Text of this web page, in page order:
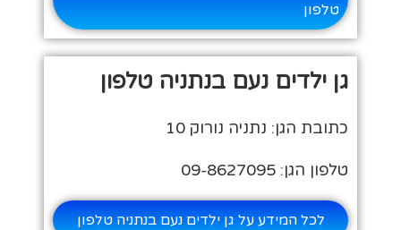
טלפון
גן ילדים נעם בנתניה טלפון
כתובת הגן: נתניה נורוק 10
טלפון הגן: 09-8627095
לכל המידע על גן ילדים נעם בנתניה טלפון